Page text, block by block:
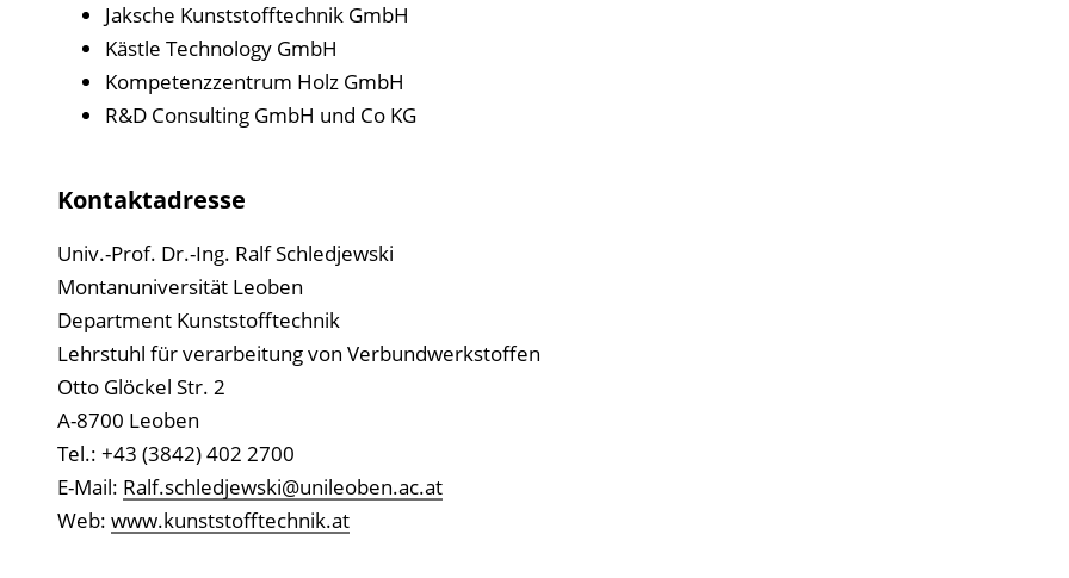
Jaksche Kunststofftechnik GmbH
Kästle Technology GmbH
Kompetenzzentrum Holz GmbH
R&D Consulting GmbH und Co KG
Kontaktadresse
Univ.-Prof. Dr.-Ing. Ralf Schledjewski
Montanuniversität Leoben
Department Kunststofftechnik
Lehrstuhl für verarbeitung von Verbundwerkstoffen
Otto Glöckel Str. 2
A-8700 Leoben
Tel.: +43 (3842) 402 2700
E-Mail: Ralf.schledjewski@unileoben.ac.at
Web: www.kunststofftechnik.at